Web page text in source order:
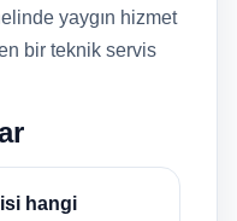
yaygın hizmet
bir teknik servis
hangi